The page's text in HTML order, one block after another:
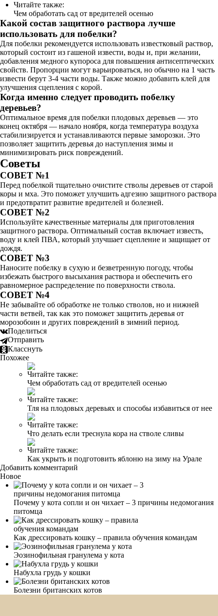
Читайте также:
Чем обработать сад от вредителей осенью
Какой состав защитного раствора лучше
использовать для побелки?
Для побелки рекомендуется использовать известковый раствор,
который состоит из гашеной извести, воды и, при желании,
добавления медного купороса для повышения антисептических
свойств. Пропорции могут варьироваться, но обычно на 1 часть
извести берут 3-4 части воды. Также можно добавить клей для
улучшения сцепления с корой.
Когда именно следует проводить побелку
деревьев?
Оптимальное время для побелки плодовых деревьев — это
конец октября — начало ноября, когда температура воздуха
стабилизируется и устанавливаются первые заморозки. Это
позволяет защитить деревья до наступления зимы и
минимизировать риск повреждений.
Советы
СОВЕТ №1
Перед побелкой тщательно очистите стволы деревьев от старой
коры и мха. Это поможет улучшить адгезию защитного раствора
и предотвратит развитие вредителей и болезней.
СОВЕТ №2
Используйте качественные материалы для приготовления
защитного раствора. Оптимальный состав включает известь,
воду и клей ПВА, который улучшает сцепление и защищает от
дождя.
СОВЕТ №3
Наносите побелку в сухую и безветренную погоду, чтобы
избежать быстрого высыхания раствора и обеспечить его
равномерное распределение по поверхности ствола.
СОВЕТ №4
Не забывайте об обработке не только стволов, но и нижней
части ветвей, так как это поможет защитить деревья от
морозобоин и других повреждений в зимний период.
Поделиться
Отправить
Класснуть
Похожее
Читайте также:
Чем обработать сад от вредителей осенью
Читайте также:
Тля на плодовых деревьях и способы избавиться от нее
Читайте также:
Что делать если треснула кора на стволе сливы
Читайте также:
Как укрыть и подготовить яблоню на зиму на Урале
Добавить комментарий
Новое
Почему у кота сопли и он чихает – 3 причины недомогания
питомца
Как дрессировать кошку – правила обучения командам
Эозинофильная гранулема у кота
Набухла грудь у кошки
Болезни британских котов